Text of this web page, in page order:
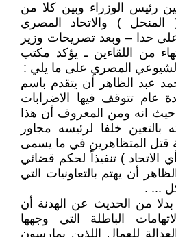
بين رئيس الوزراء وبين كلا من
( المنحل ) والاتحاد المصري
على حدا – وبعد تصريحات وزير
من اللقاءين ـ يؤكد مكتب
المصري على ما يلي :
عبد الظاهر أن يتقدم باسم
عام تتوقف فيها الاضرابات
حيث انه ومن المعروف أن هذا
بالتعين خلفا لرئيسه مجاور
قتل المتظاهرين في ما يسمى
الاتحاد ) تنفيذاً لحكم قضائي
أن يهتم بالتعاونيات التي
... .
من الحديث عن الهدنة أن
الباطلة التي وجهها
للعمال اللذين يمارسون